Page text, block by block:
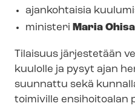
ajankohtaisia
ministeri Maria
Tilaisuus järjestetään
kuulolle ja pysyt ajan
suunnattu sekä
toimiville ensihoitoalan